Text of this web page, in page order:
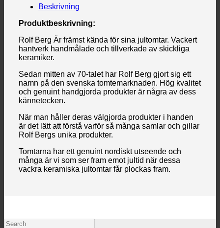
Beskrivning
Produktbeskrivning:
Rolf Berg Är främst kända för sina jultomtar. Vackert
hantverk handmålade och tillverkade av skickliga
keramiker.
Sedan mitten av 70-talet har Rolf Berg gjort sig ett
namn på den svenska tomtemarknaden. Hög kvalitet
och genuint handgjorda produkter är några av dess
kännetecken.
När man håller deras välgjorda produkter i handen
är det lätt att förstå varför så många samlar och gillar
Rolf Bergs unika produkter.
Tomtarna har ett genuint nordiskt utseende och
många är vi som ser fram emot jultid när dessa
vackra keramiska jultomtar får plockas fram.
Search